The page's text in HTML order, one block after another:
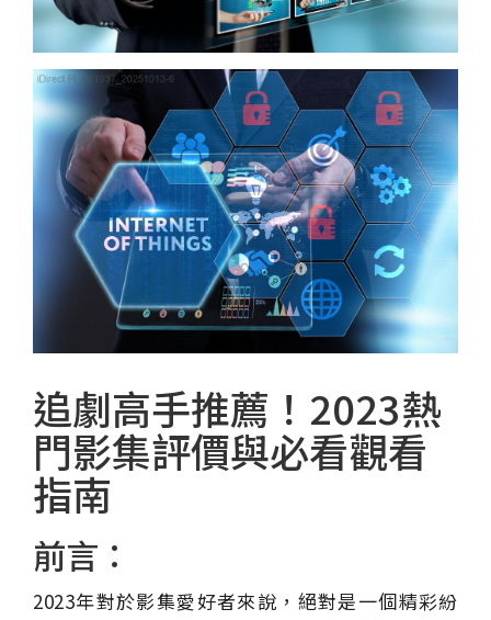
追劇高手推薦！2023熱
門影集評價與必看觀看
指南
前言：
2023年對於影集愛好者來說，絕對是一個精彩紛